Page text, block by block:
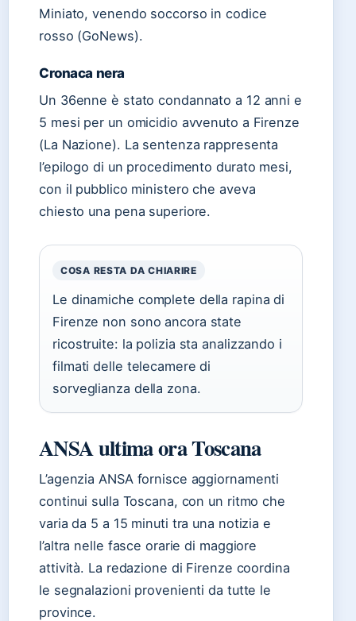
Miniato, venendo soccorso in codice
rosso (GoNews).
Cronaca nera
Un 36enne è stato condannato a 12 anni e
5 mesi per un omicidio avvenuto a Firenze
(La Nazione). La sentenza rappresenta
l’epilogo di un procedimento durato mesi,
con il pubblico ministero che aveva
chiesto una pena superiore.
COSA RESTA DA CHIARIRE
Le dinamiche complete della rapina di
Firenze non sono ancora state
ricostruite: la polizia sta analizzando i
filmati delle telecamere di
sorveglianza della zona.
ANSA ultima ora Toscana
L’agenzia ANSA fornisce aggiornamenti
continui sulla Toscana, con un ritmo che
varia da 5 a 15 minuti tra una notizia e
l’altra nelle fasce orarie di maggiore
attività. La redazione di Firenze coordina
le segnalazioni provenienti da tutte le
province.